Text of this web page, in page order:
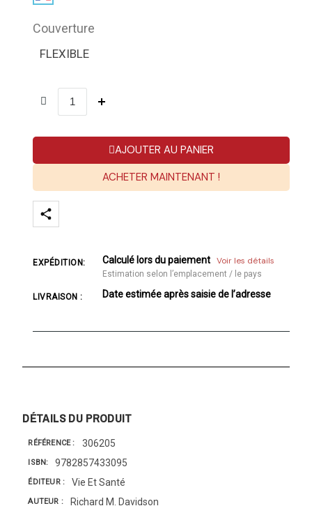
Couverture
FLEXIBLE
AJOUTER AU PANIER
ACHETER MAINTENANT !
EXPÉDITION: Calculé lors du paiement Voir les détails
Estimation selon l’emplacement / le pays
LIVRAISON : Date estimée après saisie de l’adresse
DÉTAILS DU PRODUIT
RÉFÉRENCE 306205
ISBN 9782857433095
ÉDITEUR Vie Et Santé
AUTEUR Richard M. Davidson